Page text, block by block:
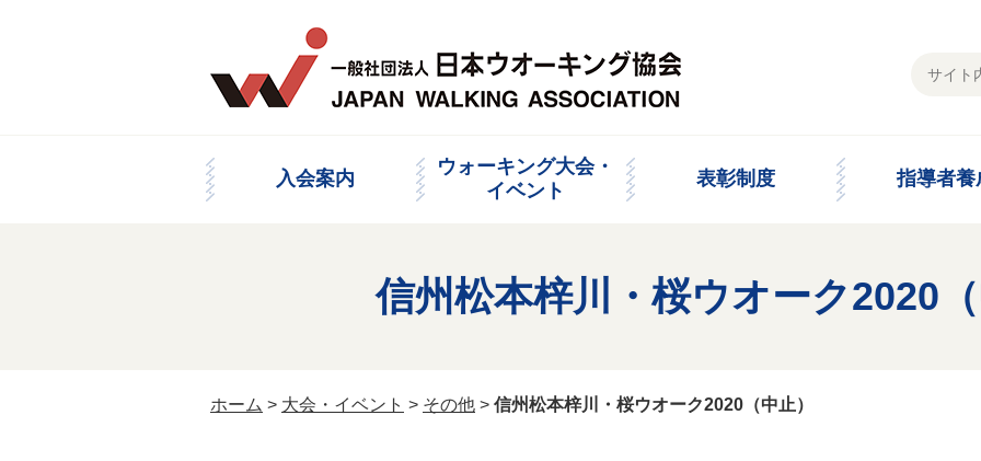
入会案内
ウォーキング大会・
イベント
表彰制度 指導者養
信州松本梓川・桜ウオーク2020（
ホーム > 大会・イベント > その他 > 信州松本梓川・桜ウオーク2020（中止）